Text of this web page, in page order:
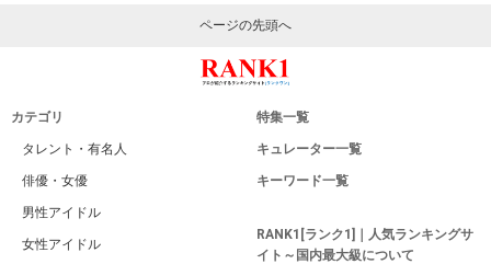
ページの先頭へ
カテゴリ
タレント・有名人
俳優・女優
男性アイドル
女性アイドル
特集一覧
キュレーター一覧
キーワード一覧
RANK1[ランク1]｜人気ランキングサ
イト～国内最大級について